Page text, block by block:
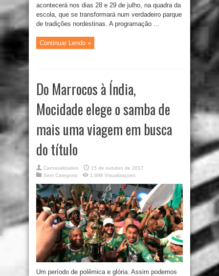
acontecerá nos dias 28 e 29 de julho, na quadra da
escola, que se transformará num verdadeiro parque
de tradições nordestinas. A programação ...
Continuar Lendo »
Do Marrocos à Índia,
Mocidade elege o samba de
mais uma viagem em busca
do título
Carnavalizados
15 de outubro de 2017
Sem Categoria
1,698 Visualizaçoes
Um período de polêmica e glória. Assim podemos